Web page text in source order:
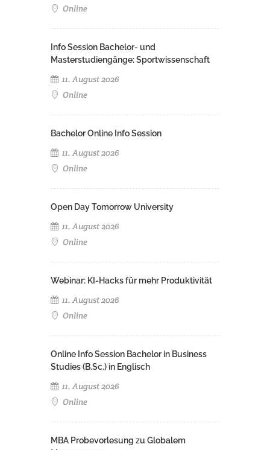
Online
Info Session Bachelor- und
Masterstudiengänge: Sportwissenschaft
11. August 2026
Online
Bachelor Online Info Session
11. August 2026
Online
Open Day Tomorrow University
11. August 2026
Online
Webinar: KI-Hacks für mehr Produktivität
11. August 2026
Online
Online Info Session Bachelor in Business
Studies (B.Sc.) in Englisch
11. August 2026
Online
MBA Probevorlesung zu Globalem